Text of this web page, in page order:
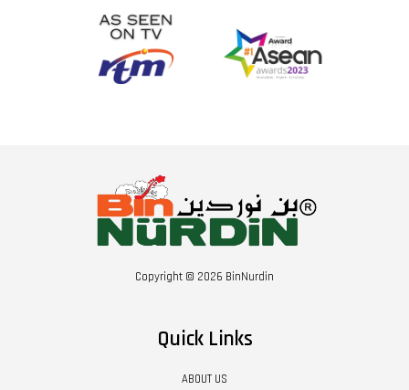
Copyright © 2026 BinNurdin
Quick Links
ABOUT US